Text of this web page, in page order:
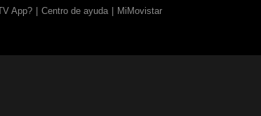
App? Centro de ayuda MiMovistar